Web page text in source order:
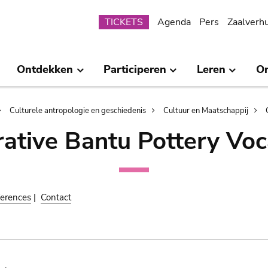
Submenu
TICKETS Agenda Pers
Ontdekken Participeren Leren
Culturele antropologie en geschiedenis Cultuur en Maatschappij
Bantu Pottery
| Contact